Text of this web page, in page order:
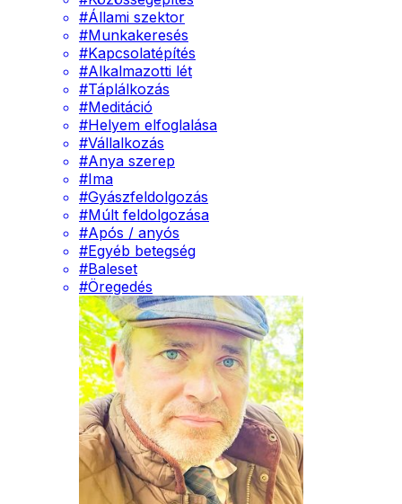
#Állami szektor
#Munkakeresés
#Kapcsolatépítés
#Alkalmazotti lét
#Táplálkozás
#Meditáció
#Helyem elfoglalása
#Vállalkozás
#Anya szerep
#Ima
#Gyászfeldolgozás
#Múlt feldolgozása
#Após / anyós
#Egyéb betegség
#Baleset
#Öregedés